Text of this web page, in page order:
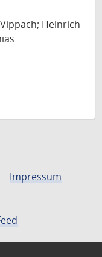
Heinrich
Impressum